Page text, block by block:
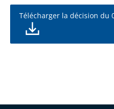
Télécharger la décision du